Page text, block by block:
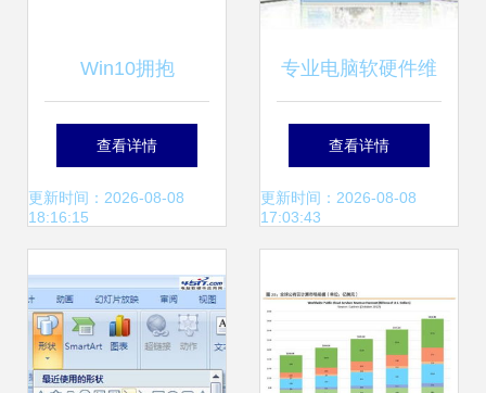
Win10拥抱
Android，微软这次
要动真格了
查看详情
更新时间：2026-08-08
18:16:15
专业电脑软硬件维
护服务｜广州市锐
讯信息技术公司助
查看详情
更新时间：2026-08-08
17:03:43